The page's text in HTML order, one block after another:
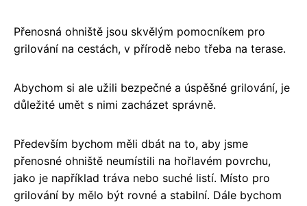
Přenosná ohniště jsou skvělým pomocníkem pro
grilování na cestách, v přírodě nebo třeba na terase.
Abychom si ale užili bezpečné a úspěšné grilování, je
důležité umět s nimi zacházet správně.
Především bychom měli dbát na to, aby jsme
přenosné ohniště neumístili na hořlavém povrchu,
jako je například tráva nebo suché listí. Místo pro
grilování by mělo být rovné a stabilní. Dále bychom